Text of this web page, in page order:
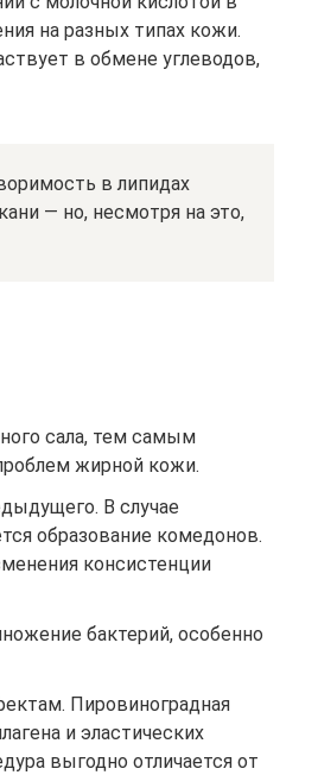
на разных типах кожи.
в обмене углеводов,
в липидах
— но, несмотря на это,
сала, тем самым
жирной кожи.
В случае
образование комедонов.
консистенции
бактерий, особенно
Пировиноградная
и эластических
выгодно отличается от